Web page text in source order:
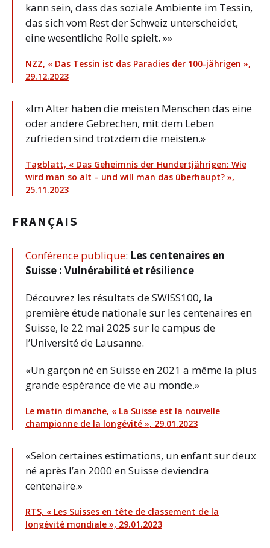
kann sein, dass das soziale Ambiente im Tessin,
das sich vom Rest der Schweiz unterscheidet,
eine wesentliche Rolle spielt. »»
NZZ, « Das Tessin ist das Paradies der 100-jährigen »,
29.12.2023
«Im Alter haben die meisten Menschen das eine
oder andere Gebrechen, mit dem Leben
zufrieden sind trotzdem die meisten.»
Tagblatt, « Das Geheimnis der Hundertjährigen: Wie
wird man so alt – und will man das überhaupt? »,
25.11.2023
FRANÇAIS
Conférence publique: Les centenaires en
Suisse : Vulnérabilité et résilience
Découvrez les résultats de SWISS100, la
première étude nationale sur les centenaires en
Suisse, le 22 mai 2025 sur le campus de
l’Université de Lausanne.
«Un garçon né en Suisse en 2021 a même la plus
grande espérance de vie au monde.»
Le matin dimanche, « La Suisse est la nouvelle
championne de la longévité », 29.01.2023
«Selon certaines estimations, un enfant sur deux
né après l’an 2000 en Suisse deviendra
centenaire.»
RTS, « Les Suisses en tête de classement de la
longévité mondiale », 29.01.2023